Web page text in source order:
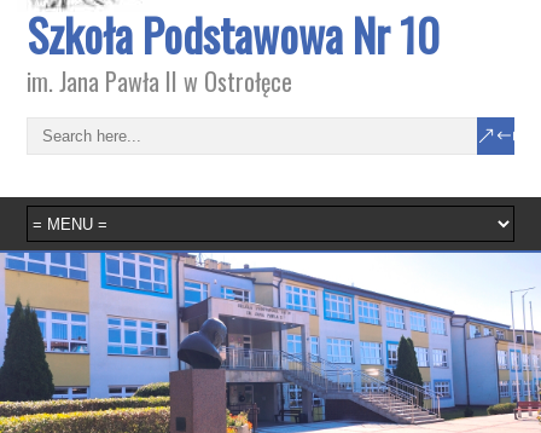
Szkoła Podstawowa Nr 10
im. Jana Pawła II w Ostrołęce